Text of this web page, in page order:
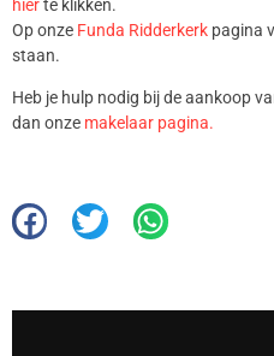
hierte klikken.
Op onze Funda Ridderkerk pagina
staan.
Heb je hulp nodig bij de aankoop
dan onze makelaar pagina.